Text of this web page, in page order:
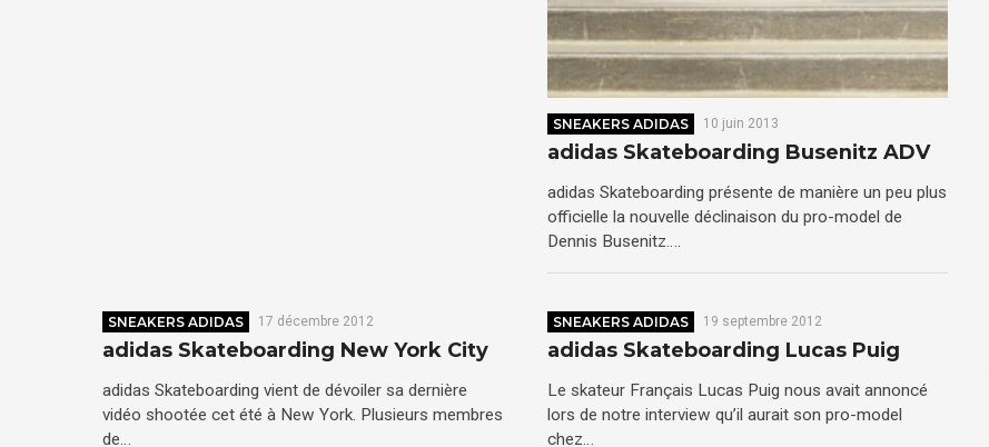
SNEAKERS ADIDAS 10 juin 2013
adidas Skateboarding Busenitz ADV
adidas Skateboarding présente de manière un peu plus
officielle la nouvelle déclinaison du pro-model de
Dennis Busenitz….
SNEAKERS ADIDAS 17 décembre 2012
adidas Skateboarding New York City
adidas Skateboarding vient de dévoiler sa dernière
vidéo shootée cet été à New York. Plusieurs membres
de…
SNEAKERS ADIDAS 19 septembre 2012
adidas Skateboarding Lucas Puig
Le skateur Français Lucas Puig nous avait annoncé
lors de notre interview qu’il aurait son pro-model
chez…